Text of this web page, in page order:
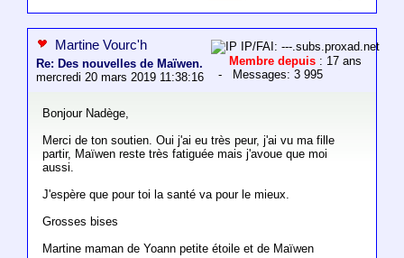
Martine Vourc'h
Re: Des nouvelles de Maïwen.
mercredi 20 mars 2019 11:38:16
IP/FAI: ---.subs.proxad.net
Membre depuis : 17 ans
- Messages: 3 995
Bonjour Nadège,
Merci de ton soutien. Oui j'ai eu très peur, j'ai vu ma fille
partir, Maïwen reste très fatiguée mais j'avoue que moi
aussi.
J'espère que pour toi la santé va pour le mieux.
Grosses bises
Martine maman de Yoann petite étoile et de Maïwen